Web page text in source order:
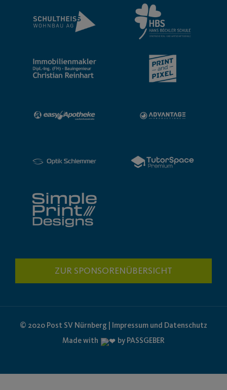
ZUR SPONSORENÜBERSICHT
© 2020 Post SV Nürnberg | Impressum und Datenschutz
Made with
by PASSGEBER